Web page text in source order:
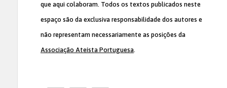
que aqui colaboram. Todos os textos publicados neste
espaço são da exclusiva responsabilidade dos autores e
não representam necessariamente as posições da
Associação Ateísta Portuguesa.